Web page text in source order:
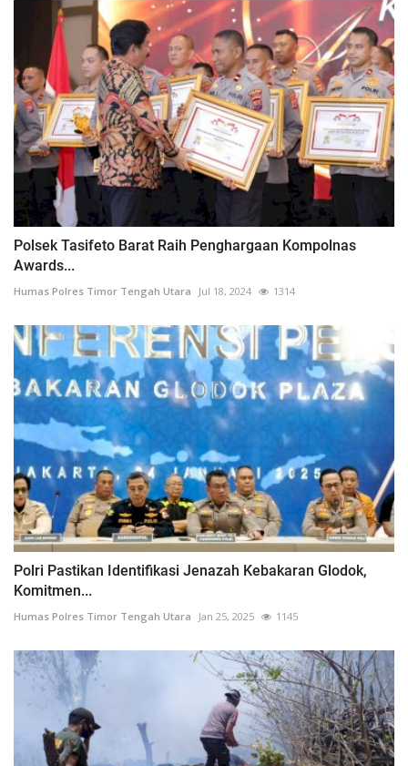
Polsek Tasifeto Barat Raih Penghargaan Kompolnas
Awards...
Humas Polres Timor Tengah Utara Jul 18, 2024 1314
Polri Pastikan Identifikasi Jenazah Kebakaran Glodok,
Komitmen...
Humas Polres Timor Tengah Utara Jan 25, 2025 1145